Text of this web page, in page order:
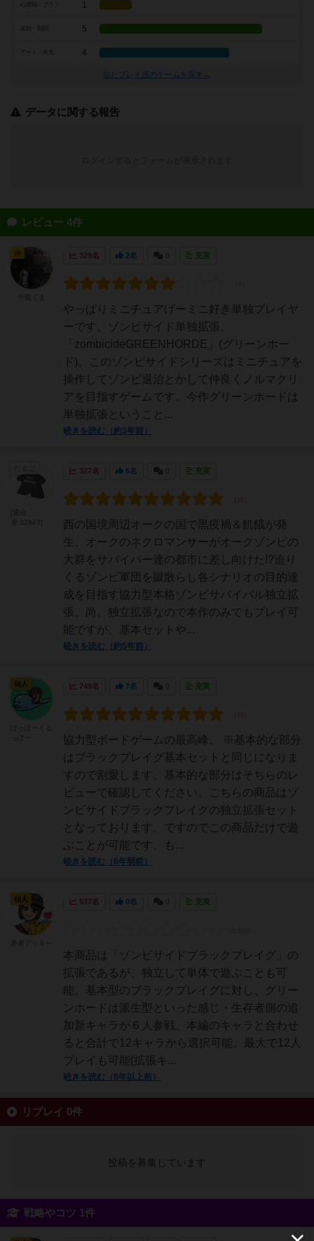
1
5
アート・外見 4
似たプレイ感のゲームを探す→
データに関する報告
レビュー 4件
329名 2名 充実
やっぱりミニチュアげーミニ好き単独プレイヤ
ーです。ゾンビサイド単独拡張、
「zombicideGREENHORDE」(グリーンホー
ド)。このゾンビサイドシリーズはミニチュアを
操作してゾンビ退治とかして仲良くノルマクリ
アを目指すゲームです。今作グリーンホードは
単独拡張ということ...
続きを読む（約3年前）
327名 6名 充実
西の国境周辺オークの国で黒疫禍＆飢餓が発
生、オークのネクロマンサーがオークゾンビの
大群をサバイバー達の都市に差し向けた!?迫り
くるゾンビ軍団を蹴散らし各シナリオの目的達
成を目指す協力型本格ゾンビサバイバル独立拡
張。尚、独立拡張なので本作のみでもプレイ可
能ですが、基本セットや...
続きを読む（約5年前）
749名 7名 充実
協力型ボードゲームの最高峰。 ※基本的な部分
はブラックプレイグ基本セットと同じになりま
すので割愛します、基本的な部分はそちらのレ
ビューで確認してください。こちらの商品はゾ
ンビサイドブラックプレイグの独立拡張セット
となっております、ですのでこの商品だけで遊
ぶことが可能です、も...
続きを読む（6年弱前）
仙人
537名 0名 充実
本商品は「ゾンビサイドブラックプレイグ」の
拡張であるが、独立して単体で遊ぶことも可
能。基本型のブラックプレイグに対し、グリー
ンホードは派生型といった感じ・生存者側の追
加新キャラが６人参戦、本編のキャラと合わせ
ると合計で12キャラから選択可能。最大で12人
プレイも可能(拡張キ...
続きを読む（6年以上前）
仙人
リプレイ 0件
投稿を募集しています
戦略やコツ 1件